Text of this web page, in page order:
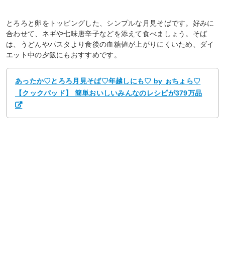
とろろと卵をトッピングした、シンプルな月見そばです。好みに
合わせて、ネギや七味唐辛子などを添えて食べましょう。そば
は、うどんやパスタより食後の血糖値が上がりにくいため、ダイ
エット中の夕飯にもおすすめです。
あったか♡とろろ月見そば♡年越しにも♡ by ぉちょら♡
【クックパッド】 簡単おいしいみんなのレシピが379万品